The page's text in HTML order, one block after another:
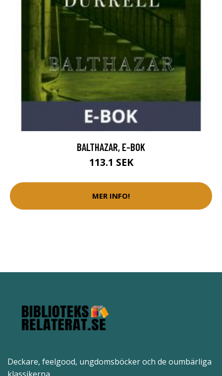
BALTHAZAR, E-BOK
113.1 SEK
MER INFO!
Deckare, feelgood, ungdomsböcker och de oumbärliga